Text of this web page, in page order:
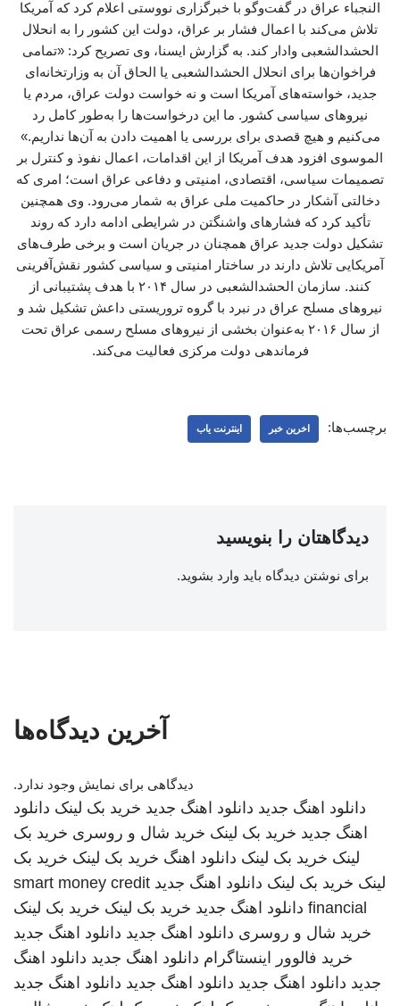
النجباء عراق در گفت‌وگو با خبرگزاری نووستی اعلام کرد که آمریکا
تلاش می‌کند با اعمال فشار بر عراق، دولت این کشور را به انحلال
الحشدالشعبی وادار کند. به گزارش ایسنا، وی تصریح کرد: «تمامی
فراخوان‌ها برای انحلال الحشدالشعبی یا الحاق آن به وزارتخانه‌ای
جدید، خواسته‌های آمریکا است و نه خواست دولت عراق، مردم یا
نیروهای سیاسی کشور. ما این درخواست‌ها را به‌طور کامل رد
می‌کنیم و هیچ قصدی برای بررسی یا اهمیت دادن به آن‌ها نداریم.»
الموسوی افزود هدف آمریکا از این اقدامات، اعمال نفوذ و کنترل بر
تصمیمات سیاسی، اقتصادی، امنیتی و دفاعی عراق است؛ امری که
دخالتی آشکار در حاکمیت ملی عراق به شمار می‌رود. وی همچنین
تأکید کرد که فشارهای واشنگتن در شرایطی ادامه دارد که روند
تشکیل دولت جدید عراق همچنان در جریان است و برخی طرف‌های
آمریکایی تلاش دارند در ساختار امنیتی و سیاسی کشور نقش‌آفرینی
کنند. سازمان الحشدالشعبی در سال ۲۰۱۴ با هدف پشتیبانی از
نیروهای مسلح عراق در نبرد با گروه تروریستی داعش تشکیل شد و
از سال ۲۰۱۶ به‌عنوان بخشی از نیروهای مسلح رسمی عراق تحت
فرماندهی دولت مرکزی فعالیت می‌کند.
برچسب‌ها: اخرین خبر اینترنت یاب
دیدگاهتان را بنویسید
برای نوشتن دیدگاه باید وارد بشوید.
آخرین دیدگاه‌ها
دیدگاهی برای نمایش وجود ندارد.
دانلود اهنگ جدید دانلود اهنگ جدید خرید بک لینک دانلود
اهنگ جدید خرید بک لینک خرید شال و روسری خرید بک
لینک خرید بک لینک دانلود اهنگ خرید بک لینک خرید بک
لینک خرید بک لینک دانلود اهنگ جدید smart money credit
financial دانلود اهنگ جدید خرید بک لینک خرید بک لینک
خرید شال و روسری دانلود اهنگ جدید دانلود اهنگ جدید
خرید فالوور اینستاگرام دانلود اهنگ جدید دانلود اهنگ
جدید دانلود اهنگ جدید دانلود اهنگ جدید دانلود اهنگ جدید